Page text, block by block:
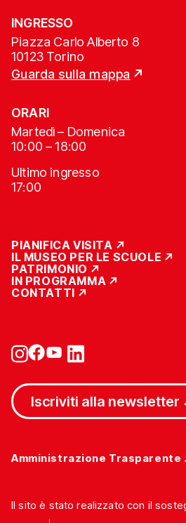
INGRESSO
Piazza Carlo Alberto 8
10123 Torino
Guarda sulla mappa
ORARI
Martedì – Domenica
10:00 – 18:00
Ultimo ingresso
17:00
PIANIFICA VISITA
IL MUSEO PER LE SCUOLE
PATRIMONIO
IN PROGRAMMA
CONTATTI
Iscriviti alla newsletter
Amministrazione Trasparente
Il sito è stato realizzato con il